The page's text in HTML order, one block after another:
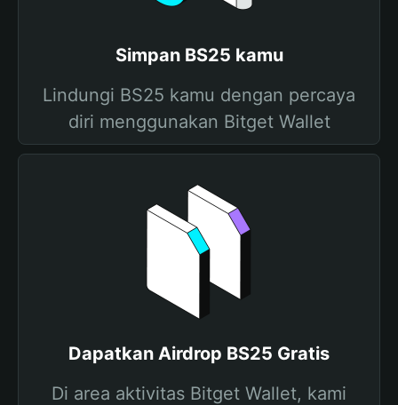
Simpan BS25 kamu
Lindungi BS25 kamu dengan percaya
diri menggunakan Bitget Wallet
Dapatkan Airdrop BS25 Gratis
Di area aktivitas Bitget Wallet, kami